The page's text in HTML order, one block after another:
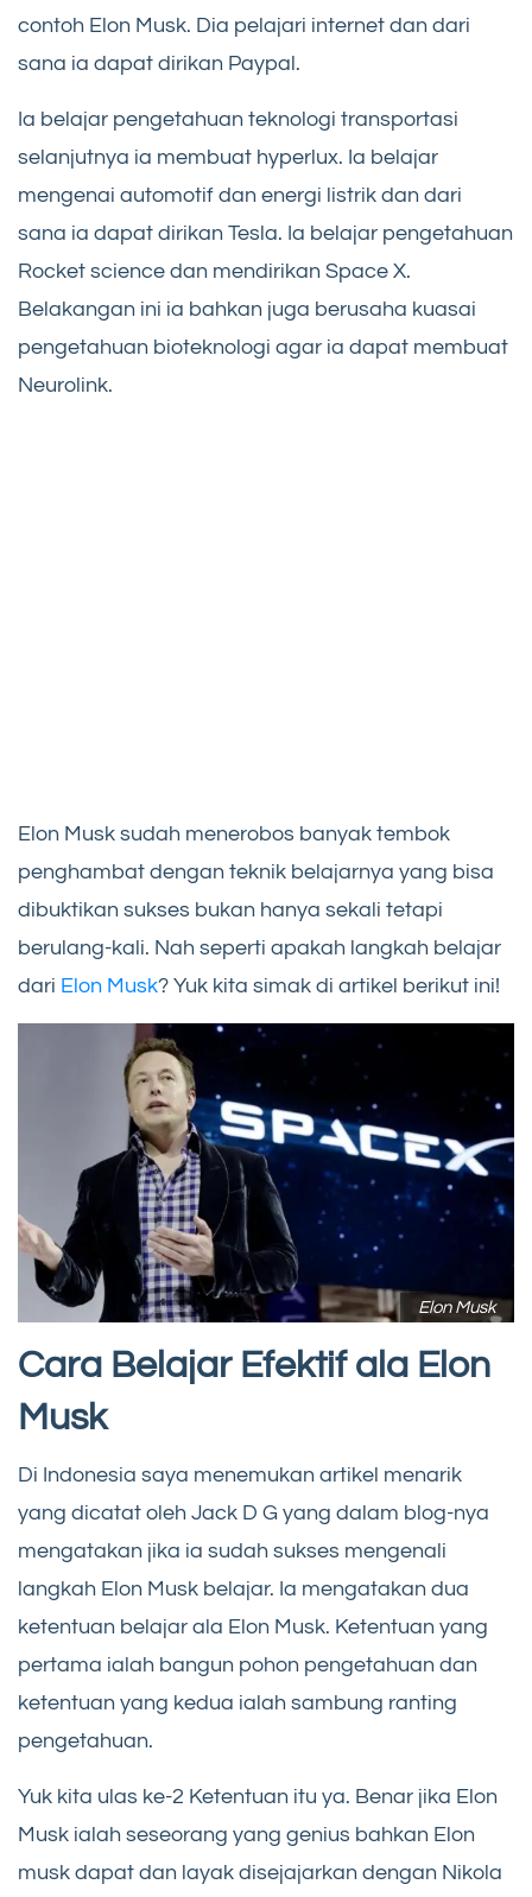
contoh Elon Musk. Dia pelajari internet dan dari
sana ia dapat dirikan Paypal.
Ia belajar pengetahuan teknologi transportasi
selanjutnya ia membuat hyperlux. Ia belajar
mengenai automotif dan energi listrik dan dari
sana ia dapat dirikan Tesla. Ia belajar pengetahuan
Rocket science dan mendirikan Space X.
Belakangan ini ia bahkan juga berusaha kuasai
pengetahuan bioteknologi agar ia dapat membuat
Neurolink.
Elon Musk sudah menerobos banyak tembok
penghambat dengan teknik belajarnya yang bisa
dibuktikan sukses bukan hanya sekali tetapi
berulang-kali. Nah seperti apakah langkah belajar
dari Elon Musk? Yuk kita simak di artikel berikut ini!
Elon Musk
Cara Belajar Efektif ala Elon
Musk
Di Indonesia saya menemukan artikel menarik
yang dicatat oleh Jack D G yang dalam blog-nya
mengatakan jika ia sudah sukses mengenali
langkah Elon Musk belajar. Ia mengatakan dua
ketentuan belajar ala Elon Musk. Ketentuan yang
pertama ialah bangun pohon pengetahuan dan
ketentuan yang kedua ialah sambung ranting
pengetahuan.
Yuk kita ulas ke-2 Ketentuan itu ya. Benar jika Elon
Musk ialah seseorang yang genius bahkan Elon
musk dapat dan layak disejajarkan dengan Nikola